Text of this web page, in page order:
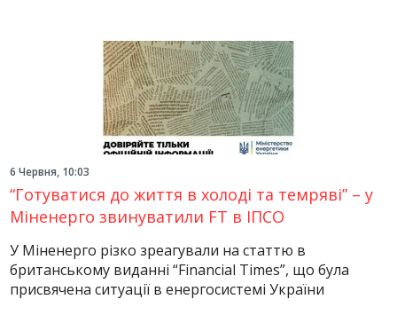
6 Червня, 10:03
“Готуватися до життя в холоді та темряві” – у
Міненерго звинуватили FT в ІПСО
У Міненерго різко зреагували на статтю в
британському виданні “Financial Times”, що була
присвячена ситуації в енергосистемі України